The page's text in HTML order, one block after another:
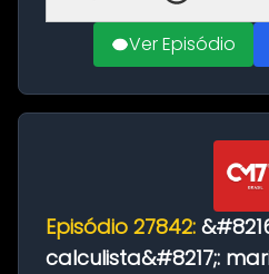
Ver Episódio
Episódio 27842:
calculista&#8217;: